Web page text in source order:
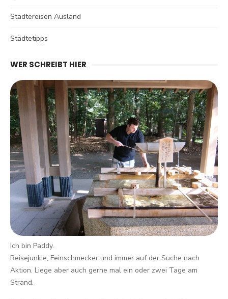
Städtereisen Ausland
Städtetipps
WER SCHREIBT HIER
Ich bin Paddy.
Reisejunkie, Feinschmecker und immer auf der Suche nach
Aktion. Liege aber auch gerne mal ein oder zwei Tage am
Strand.